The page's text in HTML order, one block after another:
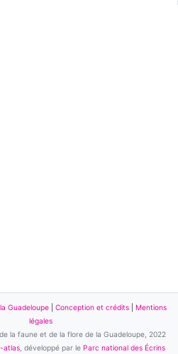
Guadeloupe Conception et crédits
Mentions
légales
la faune et de la flore de la Guadeloupe, 2022
atlas, développé par le Parc national des Écrins